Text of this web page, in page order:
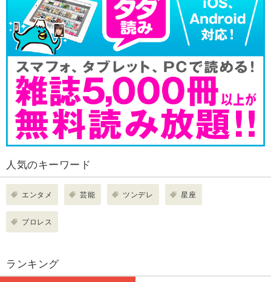
人気のキーワード
エンタメ 芸能 ツンデレ 星座
プロレス
ランキング